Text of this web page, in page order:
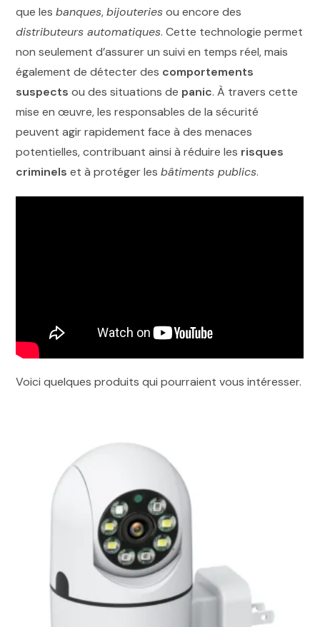
que lesbanques,bijouteriesou encore des
distributeurs automatiques. Cette technologie permet
non seulement d’assurer un suivi en temps réel, mais
également de détecter des comportements
suspects ou des situations de panic. À travers cette
mise en œuvre, les responsables de la sécurité
peuvent agir rapidement face à des menaces
potentielles, contribuant ainsi à réduire les risques
criminels et à protéger lesbâtiments publics.
Voici quelques produits qui pourraient vous intéresser.